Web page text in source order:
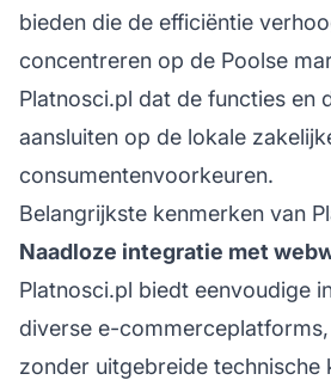
bieden die de efficiëntie
concentreren op de Poolse
Platnosci.pl dat de functies en
aansluiten op de lokale
consumentenvoorkeuren.
Belangrijkste kenmerken van
Naadloze integratie met
Platnosci.pl biedt eenvoudige
diverse e-
zonder uitgebreide technische